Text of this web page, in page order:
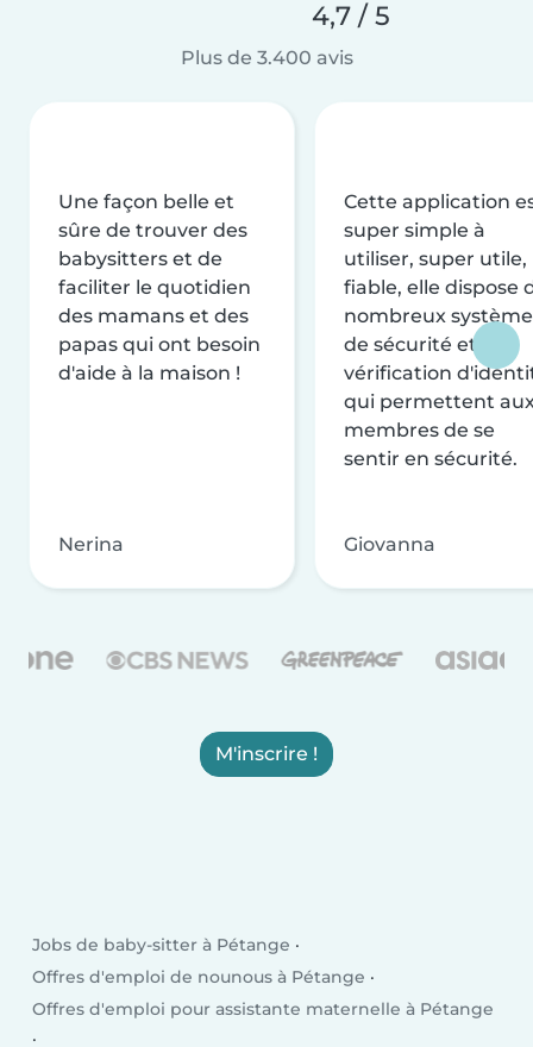
4,7 / 5
Plus de 3.400 avis
Une façon belle et
sûre de trouver des
babysitters et de
faciliter le quotidien
des mamans et des
papas qui ont besoin
d'aide à la maison !
Nerina
Cette application
super simple à
utiliser, super utile,
fiable, elle dispose
nombreux
de sécurité et de
vérification
qui permettent
membres de se
sentir en sécurité.
Giovanna
M'inscrire !
Jobs de baby-sitter à Pétange
Offres d'emploi de nounous à Pétange
Offres d'emploi pour assistante maternelle à Pétange